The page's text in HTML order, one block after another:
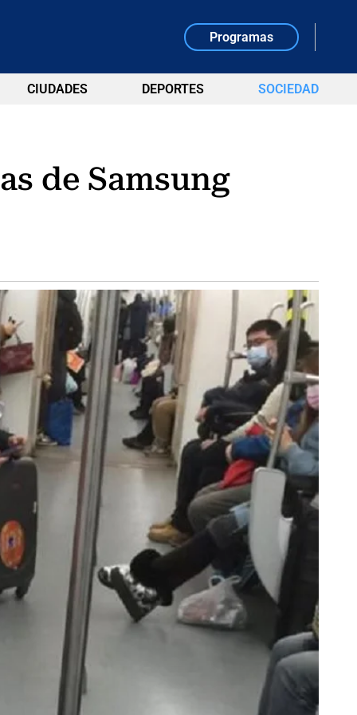
Programas
CIUDADES DEPORTES SOCIEDAD
de Samsung